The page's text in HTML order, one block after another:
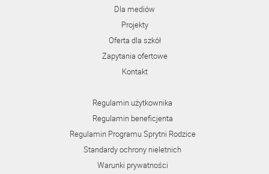
Dla mediów
Projekty
Oferta dla szkół
Zapytania ofertowe
Kontakt
Regulamin użytkownika
Regulamin beneficjenta
Regulamin Programu Sprytni Rodzice
Standardy ochrony nieletnich
Warunki prywatności